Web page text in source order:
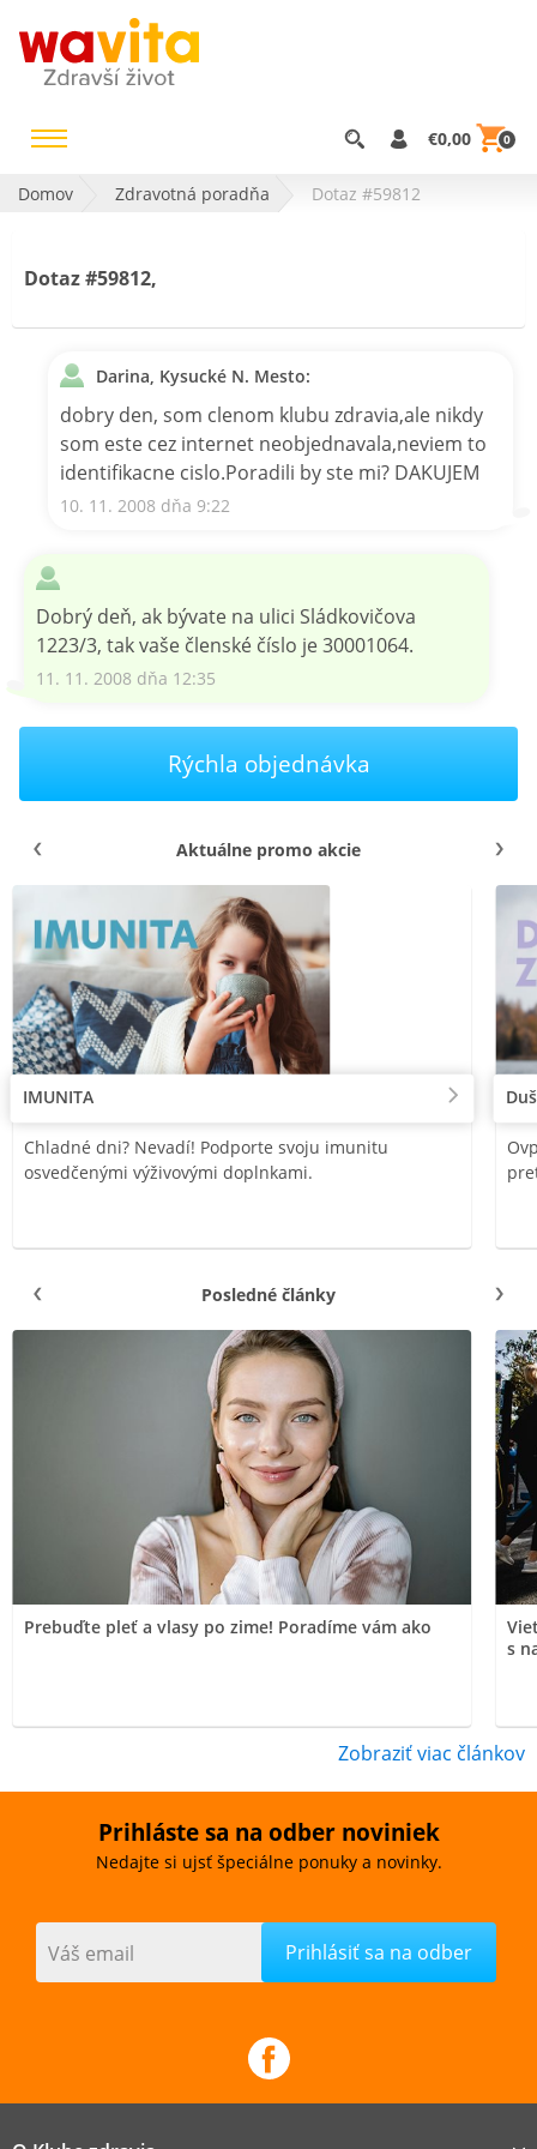
€0,00 0
Domov Zdravotná poradňa Dotaz #59812
Dotaz #59812,
Darina, Kysucké N. Mesto:
dobry den, som clenom klubu zdravia,ale nikdy
som este cez internet neobjednavala,neviem to
identifikacne cislo.Poradili by ste mi? DAKUJEM
10. 11. 2008 dňa 9:22
Dobrý deň, ak bývate na ulici Sládkovičova
1223/3, tak vaše členské číslo je 30001064.
11. 11. 2008 dňa 12:35
Rýchla objednávka
Aktuálne promo akcie
IMUNITA
Chladné dni? Nevadí! Podporte svoju imunitu
osvedčenými výživovými doplnkami.
Posledné články
Prebuďte pleť a vlasy po zime! Poradíme vám ako
s
Zobraziť viac článkov
Prihláste sa na odber noviniek
Nedajte si ujsť špeciálne ponuky a novinky.
Váš email